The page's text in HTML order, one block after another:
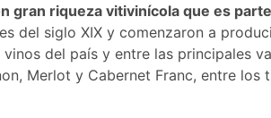
gran riqueza vitivinícola que es
del siglo XIX y comenzaron a
del país y entre las principales
Merlot y Cabernet Franc, entre los